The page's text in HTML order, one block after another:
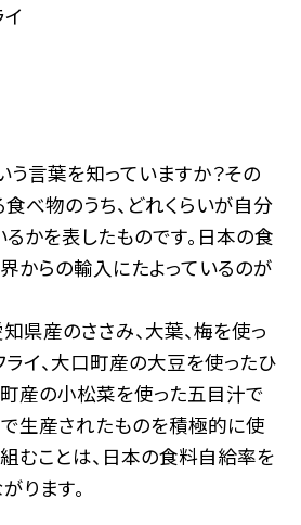
う言葉を知っていますか？その
べ物のうち、どれくらいが自分
かを表したものです。日本の食
からの輸入にたよっているのが
県産のささみ、大葉、梅を使っ
イ、大口町産の大豆を使ったひ
産の小松菜を使った五目汁で
生産されたものを積極的に使
むことは、日本の食料自給率を
ります。